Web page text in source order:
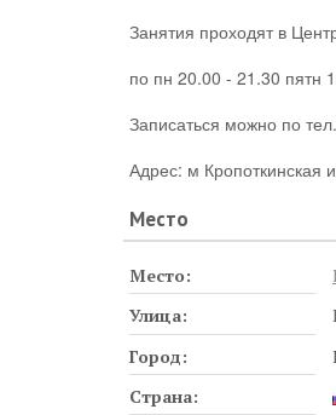
Занятия проходят в
по пн 20.00 - 21.30 пятн
Записаться можно по
Адрес: м Кропоткинская
Место
Место:
Улица:
Город:
Страна: